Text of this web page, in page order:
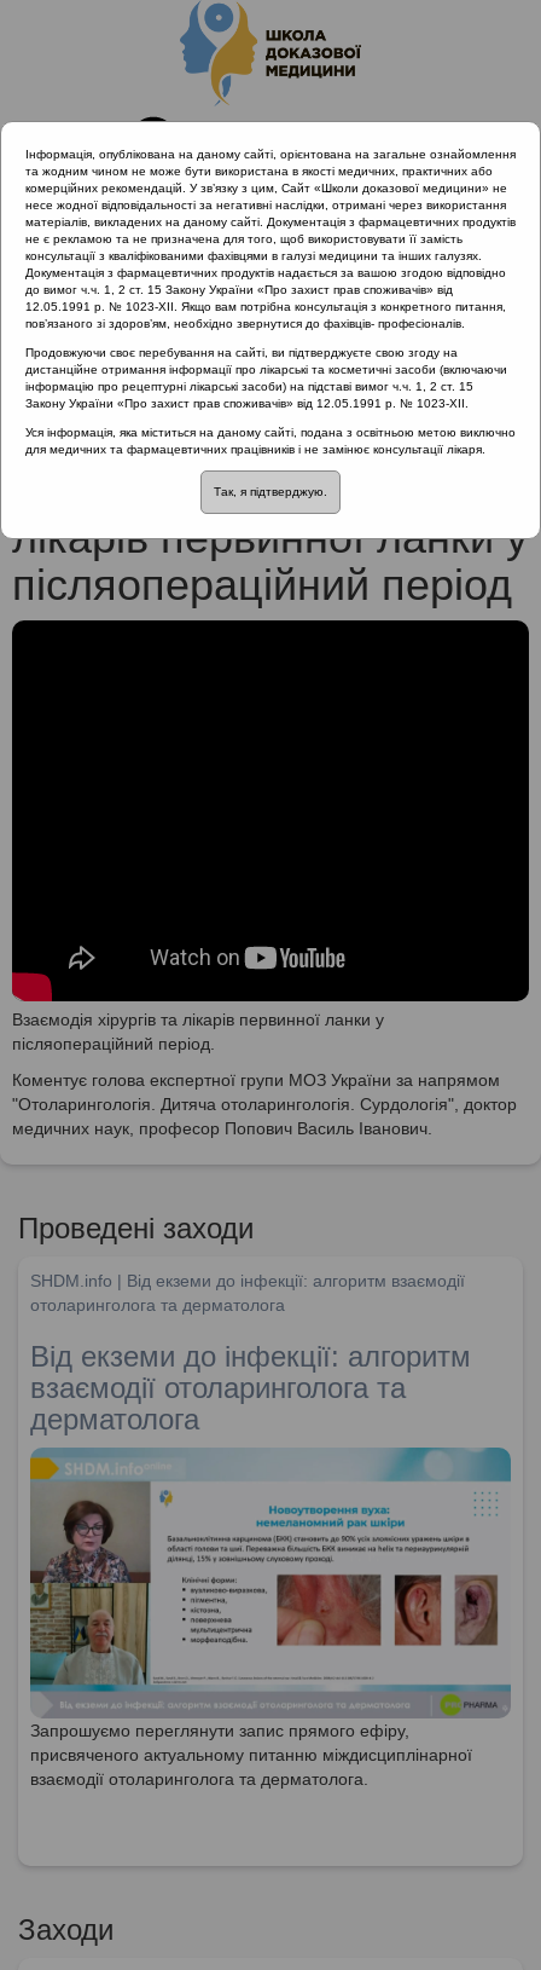
Головна
Проведені заходи
Антибіотикорезистентність при лікуванні загальних
захворювань ЛОР органів як міждисциплінарна проблема.
Фокус: Хронічний ринусинусит (Київ 28.02.2020)
Взаємодія хірургів та лікарів первинної ланки у
післяопераційний період
Взаємодія хірургів та
лікарів первинної ланки у
післяопераційний період
Взаємодія хірургів та лікарів первинної ланки у
післяопераційний період.
Коментує голова експертної групи МОЗ України за напрямом
"Отоларингологія. Дитяча отоларингологія. Сурдологія", доктор
медичних наук, професор Попович Василь Іванович.
Проведені заходи
SHDM.info | Від екземи до інфекції: алгоритм взаємодії
отоларинголога та дерматолога
Від екземи до інфекції: алгоритм
взаємодії отоларинголога та
дерматолога
Запрошуємо переглянути запис прямого ефіру,
присвяченого актуальному питанню міждисциплінарної
взаємодії отоларинголога та дерматолога.
Заходи
Інформація, опублікована на даному сайті, орієнтована на загальне ознайомлення
та жодним чином не може бути використана в якості медичних, практичних або
комерційних рекомендацій. У зв’язку з цим, Сайт «Школи доказової медицини» не
несе жодної відповідальності за негативні наслідки, отримані через використання
матеріалів, викладених на даному сайті. Документація з фармацевтичних продуктів
не є рекламою та не призначена для того, щоб використовувати її замість
консультації з кваліфікованими фахівцями в галузі медицини та інших галузях.
Документація з фармацевтичних продуктів надається за вашою згодою відповідно
до вимог ч.ч. 1, 2 ст. 15 Закону України «Про захист прав споживачів» від
12.05.1991 р. № 1023-XII. Якщо вам потрібна консультація з конкретного питання,
пов’язаного зі здоров’ям, необхідно звернутися до фахівців- професіоналів.
Продовжуючи своє перебування на сайті, ви підтверджуєте свою згоду на
дистанційне отримання інформації про лікарські та косметичні засоби (включаючи
інформацію про рецептурні лікарські засоби) на підставі вимог ч.ч. 1, 2 ст. 15
Закону України «Про захист прав споживачів» від 12.05.1991 р. № 1023-XII.
Уся інформація, яка міститься на даному сайті, подана з освітньою метою виключно
для медичних та фармацевтичних працівників і не замінює консультації лікаря.
Так, я підтверджую.